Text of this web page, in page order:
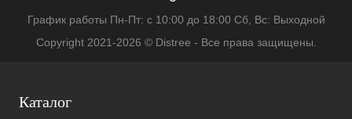
Каталог
График работы Пн-Пт: с 10:00 до 18:00 Сб, Вс: Выходной
Copyright 2021-2026 © Distree - Все права защищены.